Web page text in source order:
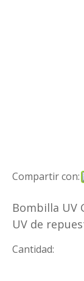
Compartir con:
Bombilla UV
UV de
Cantidad: